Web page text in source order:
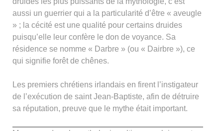
aussi un guerrier qui a la particularité d’être « aveugle
» ; la cécité est une qualité pour certains druides
puisqu’elle leur confère le don de voyance. Sa
résidence se nomme « Darbre » (ou « Dairbre »), ce
qui signifie forêt de chênes.
Les premiers chrétiens irlandais en firent l’instigateur
de l’exécution de saint Jean-Baptiste, afin de détruire
sa réputation, preuve que le mythe était important.